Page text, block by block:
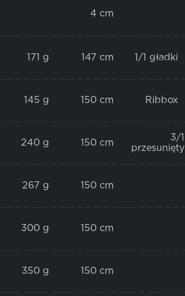
4 cm
171 g 147 cm 1/1 gładki
145 g 150 cm Ribbox
240 g 150 cm
3/1
przesunięty
267 g 150 cm
300 g 150 cm
350 g 150 cm